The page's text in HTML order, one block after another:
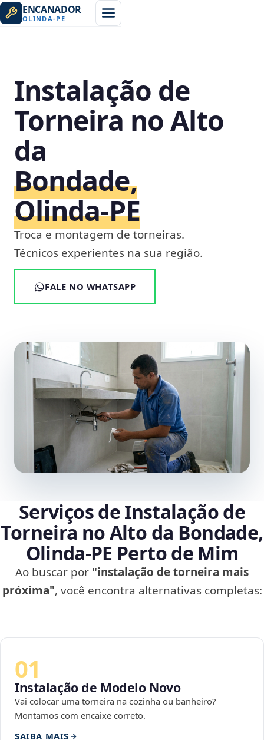
ENCANADOR
OLINDA-PE
Instalação de
Torneira no Alto
da
Bondade,
Olinda‑PE
Troca e montagem de torneiras.
Técnicos experientes na sua região.
FALE NO WHATSAPP
Serviços de Instalação de
Torneira no Alto da Bondade,
Olinda‑PE Perto de Mim
Ao buscar por "instalação de torneira mais
próxima", você encontra alternativas completas:
01
Instalação de Modelo Novo
Vai colocar uma torneira na cozinha ou banheiro?
Montamos com encaixe correto.
SAIBA MAIS